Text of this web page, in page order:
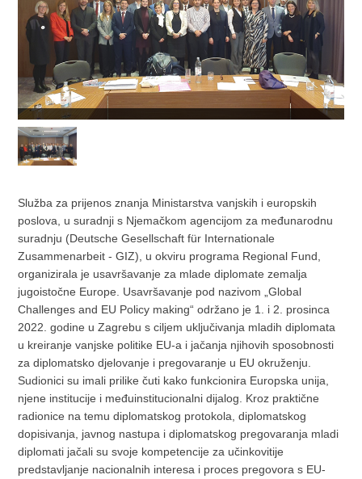
Služba za prijenos znanja Ministarstva vanjskih i europskih
poslova, u suradnji s Njemačkom agencijom za međunarodnu
suradnju (Deutsche Gesellschaft für Internationale
Zusammenarbeit - GIZ), u okviru programa Regional Fund,
organizirala je usavršavanje za mlade diplomate zemalja
jugoistočne Europe. Usavršavanje pod nazivom „Global
Challenges and EU Policy making“ održano je 1. i 2. prosinca
2022. godine u Zagrebu s ciljem uključivanja mladih diplomata
u kreiranje vanjske politike EU-a i jačanja njihovih sposobnosti
za diplomatsko djelovanje i pregovaranje u EU okruženju.
Sudionici su imali prilike čuti kako funkcionira Europska unija,
njene institucije i međuinstitucionalni dijalog. Kroz praktične
radionice na temu diplomatskog protokola, diplomatskog
dopisivanja, javnog nastupa i diplomatskog pregovaranja mladi
diplomati jačali su svoje kompetencije za učinkovitije
predstavljanje nacionalnih interesa i proces pregovora s EU-